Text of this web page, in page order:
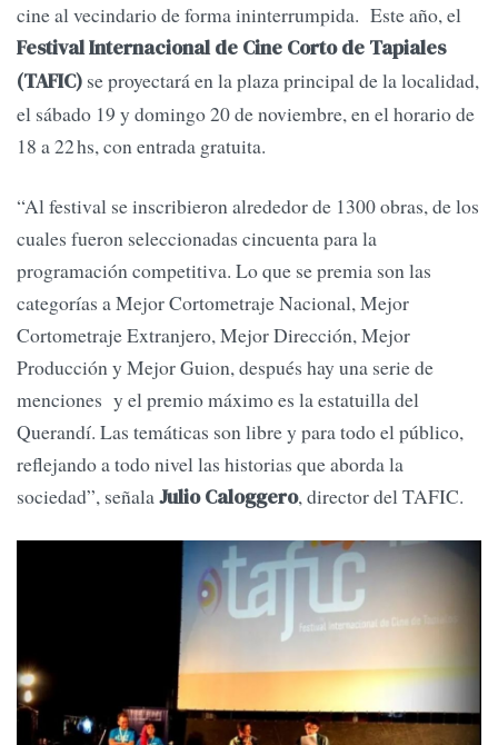
cine al vecindario de forma ininterrumpida. Este año, el
Festival Internacional de Cine Corto de Tapiales
(TAFIC) se proyectará en la plaza principal de la localidad,
el sábado 19 y domingo 20 de noviembre, en el horario de
18 a 22 hs, con entrada gratuita.
“Al festival se inscribieron alrededor de 1300 obras, de los
cuales fueron seleccionadas cincuenta para la
programación competitiva. Lo que se premia son las
categorías a Mejor Cortometraje Nacional, Mejor
Cortometraje Extranjero, Mejor Dirección, Mejor
Producción y Mejor Guion, después hay una serie de
menciones y el premio máximo es la estatuilla del
Querandí. Las temáticas son libre y para todo el público,
reflejando a todo nivel las historias que aborda la
sociedad”, señalaJulio Caloggero, director del TAFIC.